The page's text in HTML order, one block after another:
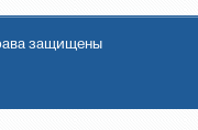
защищены